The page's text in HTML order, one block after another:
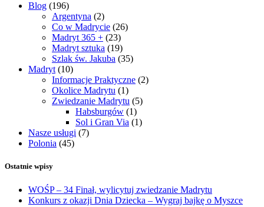
Blog (196)
Argentyna (2)
Co w Madrycie (26)
Madryt 365 + (23)
Madryt sztuka (19)
Szlak św. Jakuba (35)
Madryt (10)
Informacje Praktyczne (2)
Okolice Madrytu (1)
Zwiedzanie Madrytu (5)
Habsburgów (1)
Sol i Gran Via (1)
Nasze usługi (7)
Polonia (45)
Ostatnie wpisy
WOŚP – 34 Finał, wylicytuj zwiedzanie Madrytu
Konkurs z okazji Dnia Dziecka – Wygraj bajkę o Myszce